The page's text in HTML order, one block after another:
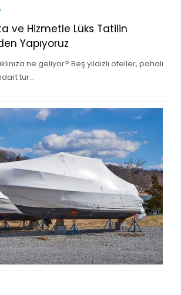
ve Hizmetle Lüks Tatilin
Yapıyoruz
ne geliyor? Beş yıldızlı oteller, pahalı
tur…